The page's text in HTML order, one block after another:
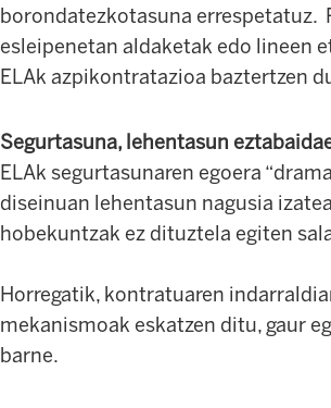
borondatezkotasuna errespetatuz.
esleipenetan aldaketak edo lineen
ELAk azpikontratazioa baztertzen
Segurtasuna, lehentasun
ELAk segurtasunaren egoera
diseinuan lehentasun nagusia
hobekuntzak ez dituztela egiten
Horregatik, kontratuaren
mekanismoak eskatzen ditu, gaur
barne.